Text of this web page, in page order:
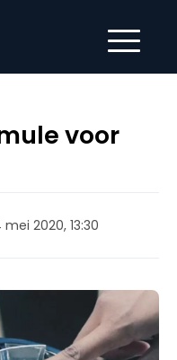
voor
mei 2020, 13:30